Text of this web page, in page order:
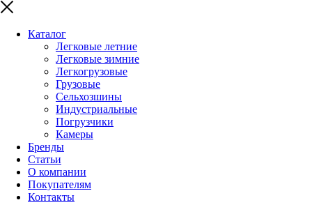
Каталог
Легковые летние
Легковые зимние
Легкогрузовые
Грузовые
Сельхозшины
Индустриальные
Погрузчики
Камеры
Бренды
Статьи
О компании
Покупателям
Контакты